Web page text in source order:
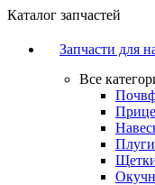
Каталог запчастей
Запчасти для
Все
Плуги